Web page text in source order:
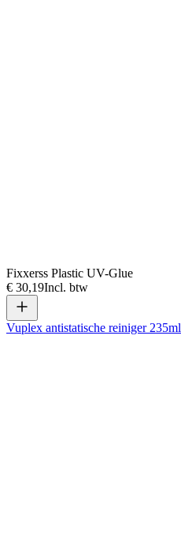
Fixxerss Plastic UV-Glue
€ 30,19Incl. btw
Vuplex antistatische reiniger 235ml